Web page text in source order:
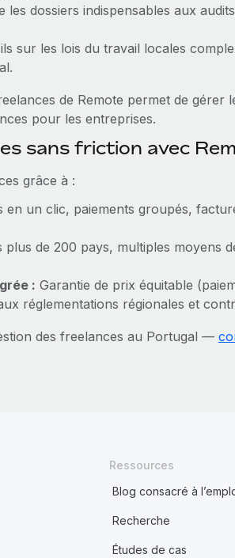
les dossiers indispensables aux
sur les lois du travail locales
de Remote permet de gérer
pour les entreprises.
sans friction avec
grâce à :
en un clic, paiements groupés,
plus de 200 pays, multiples moyens
: Garantie de prix équitable
réglementations régionales et
des freelances au Portugal —
Ressources
Blog consacré à
Recherche
Études de cas